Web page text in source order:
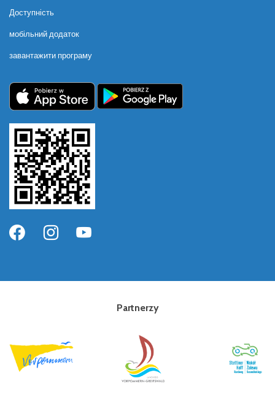
Доступність
мобільний додаток
завантажити програму
Partnerzy